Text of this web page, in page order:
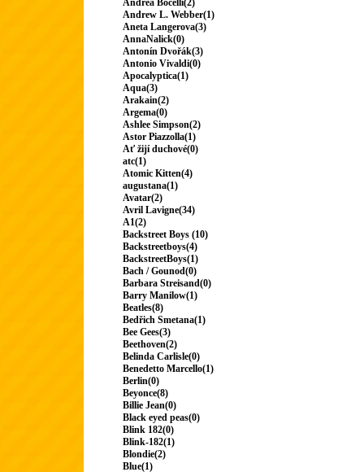
Andrea Bocelli(2)
Andrew L. Webber(1)
Aneta Langerova(3)
AnnaNalick(0)
Antonín Dvořák(3)
Antonio Vivaldi(0)
Apocalyptica(1)
Aqua(3)
Arakain(2)
Argema(0)
Ashlee Simpson(2)
Astor Piazzolla(1)
Ať žijí duchové(0)
atc(1)
Atomic Kitten(4)
augustana(1)
Avatar(2)
Avril Lavigne(34)
A1(2)
Backstreet Boys (10)
Backstreetboys(4)
BackstreetBoys(1)
Bach / Gounod(0)
Barbara Streisand(0)
Barry Manilow(1)
Beatles(8)
Bedřich Smetana(1)
Bee Gees(3)
Beethoven(2)
Belinda Carlisle(0)
Benedetto Marcello(1)
Berlin(0)
Beyonce(8)
Billie Jean(0)
Black eyed peas(0)
Blink 182(0)
Blink-182(1)
Blondie(2)
Blue(1)